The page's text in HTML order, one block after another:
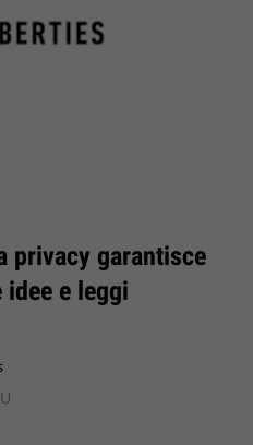
privacy garantisce
idee e leggi